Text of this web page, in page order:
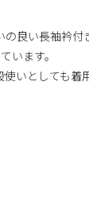
良い長袖衿付
います。
いとしても着